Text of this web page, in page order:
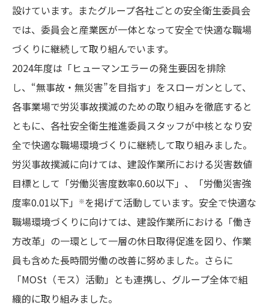
設けています。またグループ各社ごとの安全衛生委員会
では、委員会と産業医が一体となって安全で快適な職場
づくりに継続して取り組んでいます。
2024年度は「ヒューマンエラーの発生要因を排除
し、“無事故・無災害”を目指す」をスローガンとして、
各事業場で労災事故撲滅のための取り組みを徹底すると
ともに、各社安全衛生推進委員スタッフが中核となり安
全で快適な職場環境づくりに継続して取り組みました。
労災事故撲滅に向けては、建設作業所における災害数値
目標として「労働災害度数率0.60以下」、「労働災害強
度率0.01以下」
※を掲げて活動しています。安全で快適な
職場環境づくりに向けては、建設作業所における「働き
方改革」の一環として一層の休日取得促進を図り、作業
員も含めた長時間労働の改善に努めました。さらに
「MOSt（モス）活動」とも連携し、グループ全体で組
織的に取り組みました。